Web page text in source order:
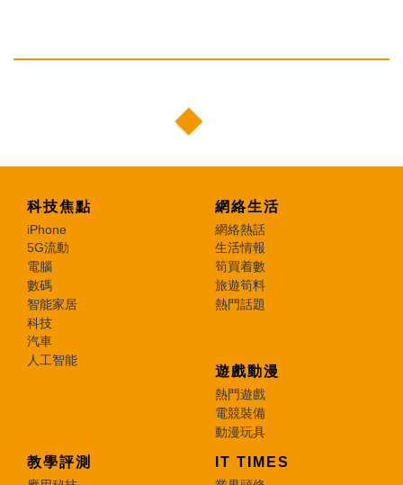
科技焦點
iPhone
5G流動
電腦
數碼
智能家居
科技
汽車
人工智能
網絡生活
網絡熱話
生活情報
筍買着數
旅遊筍料
熱門話題
遊戲動漫
熱門遊戲
電競裝備
動漫玩具
教學評測 IT TIMES